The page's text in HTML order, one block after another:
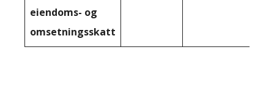
eiendoms- og
omsetningsskatt